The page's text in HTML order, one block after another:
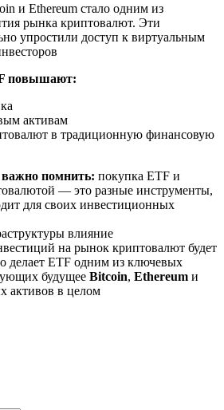
и Ethereum стало одним из
рынка криптовалют. Эти
упростили доступ к виртуальным
повышают:
активам
в традиционную финансовую
помнить: покупка ETF и
— это разные инструменты,
для своих инвестиционных
влияние
на рынок криптовалют будет
делает ETF одним из ключевых
будущее Bitcoin, Ethereum и
активов в целом